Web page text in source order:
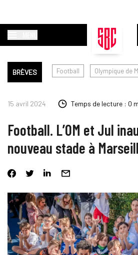
BRÈVES Football Olympique de
15 avril 2024 Temps de lecture : 0
Football. L’OM et Jul
nouveau stade à